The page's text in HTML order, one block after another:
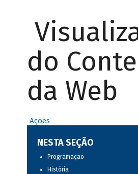
do
da Web
Ações
NESTA SEÇÃO
Programação
História